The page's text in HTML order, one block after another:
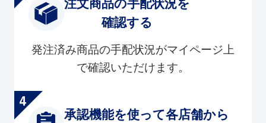
注文商品の手配状況を
確認する
発注済み商品の手配状況がマイページ上
で確認いただけます。
承認機能を使って各店舗から